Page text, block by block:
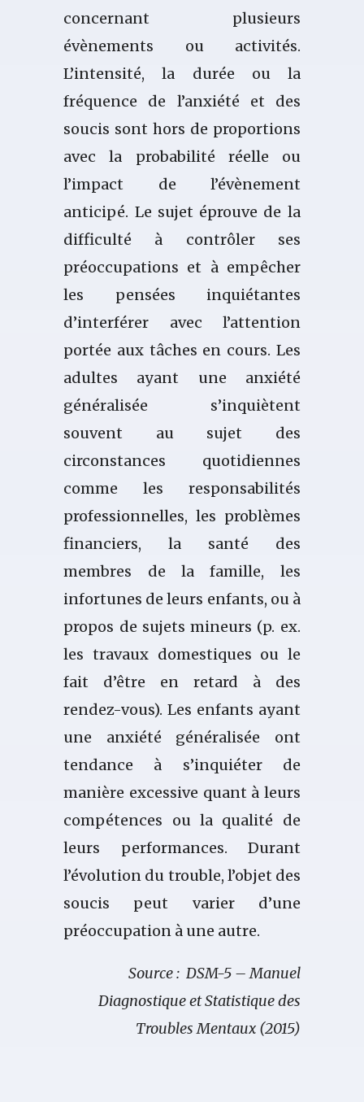
concernant plusieurs
évènements ou activités.
L’intensité, la durée ou la
fréquence de l’anxiété et des
soucis sont hors de proportions
avec la probabilité réelle ou
l’impact de l’évènement
anticipé. Le sujet éprouve de la
difficulté à contrôler ses
préoccupations et à empêcher
les pensées inquiétantes
d’interférer avec l’attention
portée aux tâches en cours. Les
adultes ayant une anxiété
généralisée s’inquiètent
souvent au sujet des
circonstances quotidiennes
comme les responsabilités
professionnelles, les problèmes
financiers, la santé des
membres de la famille, les
infortunes de leurs enfants, ou à
propos de sujets mineurs (p. ex.
les travaux domestiques ou le
fait d’être en retard à des
rendez-vous). Les enfants ayant
une anxiété généralisée ont
tendance à s’inquiéter de
manière excessive quant à leurs
compétences ou la qualité de
leurs performances. Durant
l’évolution du trouble, l’objet des
soucis peut varier d’une
préoccupation à une autre.
Source : DSM-5 – Manuel
Diagnostique et Statistique des
Troubles Mentaux (2015)